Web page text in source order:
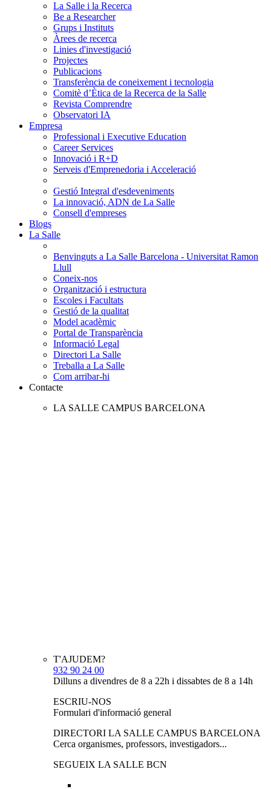
La Salle i la Recerca
Be a Researcher
Grups i Instituts
Àrees de recerca
Linies d'investigació
Projectes
Publicacions
Transferència de coneixement i tecnologia
Comitè d’Ètica de la Recerca de la Salle
Revista Comprendre
Observatori IA
Empresa
Professional i Executive Education
Career Services
Innovació i R+D
Serveis d'Emprenedoria i Acceleració
Gestió Integral d'esdeveniments
La innovació, ADN de La Salle
Consell d'empreses
Blogs
La Salle
Benvinguts a La Salle Barcelona - Universitat Ramon
Llull
Coneix-nos
Organització i estructura
Escoles i Facultats
Gestió de la qualitat
Model acadèmic
Portal de Transparència
Informació Legal
Directori La Salle
Treballa a La Salle
Com arribar-hi
Contacte
LA SALLE CAMPUS BARCELONA
T'AJUDEM?
932 90 24 00
Dilluns a divendres de 8 a 22h i dissabtes de 8 a 14h
ESCRIU-NOS
Formulari d'informació general
DIRECTORI LA SALLE CAMPUS BARCELONA
Cerca organismes, professors, investigadors...
SEGUEIX LA SALLE BCN